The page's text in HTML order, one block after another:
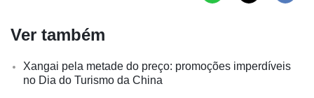
Ver também
Xangai pela metade do preço: promoções imperdíveis
no Dia do Turismo da China